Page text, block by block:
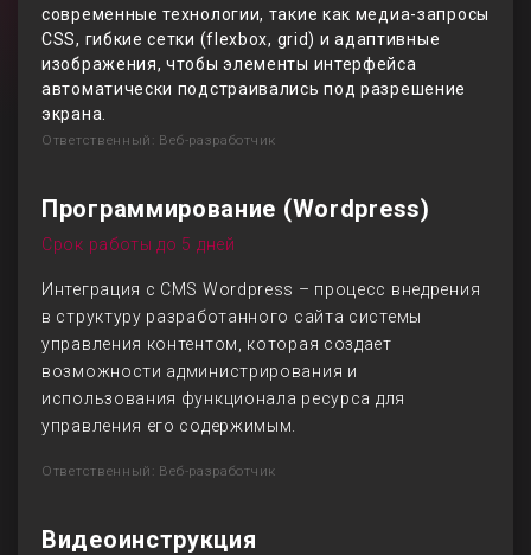
современные технологии, такие как медиа-запросы
CSS, гибкие сетки (flexbox, grid) и адаптивные
изображения, чтобы элементы интерфейса
автоматически подстраивались под разрешение
экрана.
Ответственный: Веб-разработчик
Программирование (Wordpress)
Срок работы до 5 дней
Интеграция с CMS Wordpress – процесс внедрения
в структуру разработанного сайта системы
управления контентом, которая создает
возможности администрирования и
использования функционала ресурса для
управления его содержимым.
Ответственный: Веб-разработчик
Видеоинструкция